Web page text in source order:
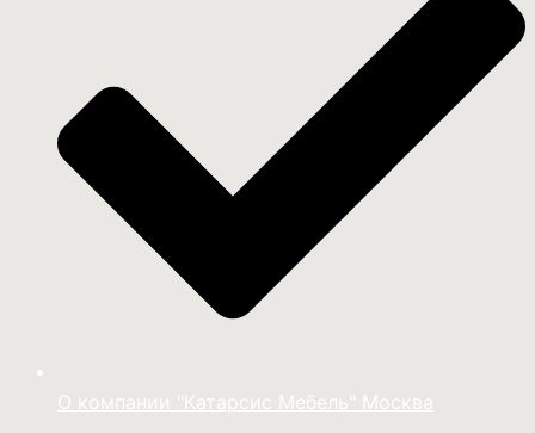
О компании "Катарсис Мебель" Москва